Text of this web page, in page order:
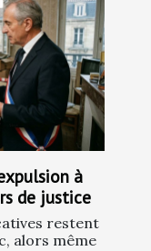
à
de justice
restent
alors même